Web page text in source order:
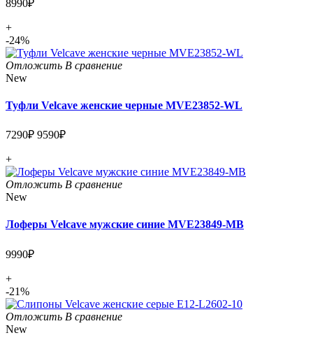
8990₽
+
-24%
Отложить В сравнение
New
Туфли Velcave женские черные MVE23852-WL
7290₽ 9590₽
+
Отложить В сравнение
New
Лоферы Velcave мужские синие MVE23849-MB
9990₽
+
-21%
Отложить В сравнение
New